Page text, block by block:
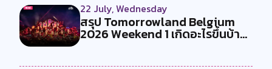
22 July, Wednesday
สรุป Tomorrowland Belgium
2026 Weekend 1 เกิดอะไรขึ้นบ้าง